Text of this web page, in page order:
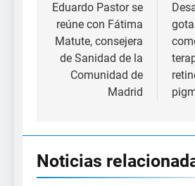
de
entradas
Eduardo Pastor se
reúne con Fátima
Matute, consejera
de Sanidad de la
Comunidad de
Madrid
Noticias